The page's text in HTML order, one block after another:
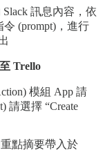
訊息內容，依
令 (prompt)，進行
Trello
模組 App 請
請選擇 “Create
點摘要帶入於